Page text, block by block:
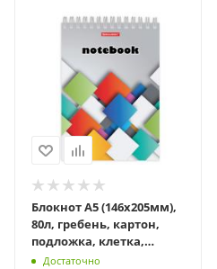
Блокнот А5 (146х205мм),
80л, гребень, картон,
подложка, клетка,
BRAUBERG, Кубы, 129819
Достаточно